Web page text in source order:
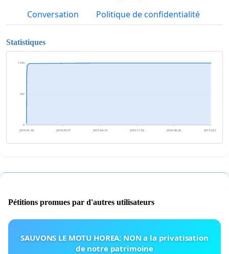
Conversation Politique de confidentialité
Statistiques
0
767
1 533
2014-01-30 2014-09-07 2015-04-14 2015-11-20 2016-06-26 2017-02-01
Pétitions promues par d'autres utilisateurs
SAUVONS LE MOTU HOREA: NON a la privatisation
de notre patrimoine